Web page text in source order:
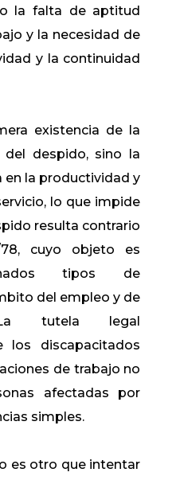
la falta de aptitud
y la necesidad de
y la continuidad
existencia de la
del despido, sino la
en la productividad y
lo que impide
resulta contrario
cuyo objeto es
tipos de
del empleo y de
tutela legal
los discapacitados
de trabajo no
afectadas por
simples.
es otro que intentar